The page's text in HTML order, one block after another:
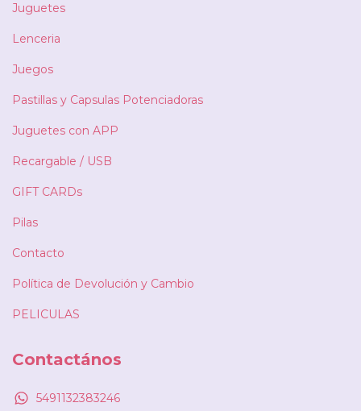
Juguetes
Lenceria
Juegos
Pastillas y Capsulas Potenciadoras
Juguetes con APP
Recargable / USB
GIFT CARDs
Pilas
Contacto
Política de Devolución y Cambio
PELICULAS
Contactános
5491132383246